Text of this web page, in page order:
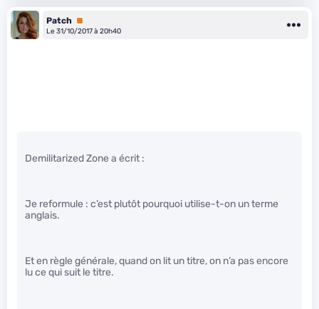
Patch Premium
Le 31/10/2017 à 20h40
Demilitarized Zone a écrit :
Je reformule : c’est plutôt pourquoi utilise-t-on un terme
anglais.
Et en règle générale, quand on lit un titre, on n’a pas encore
lu ce qui suit le titre.